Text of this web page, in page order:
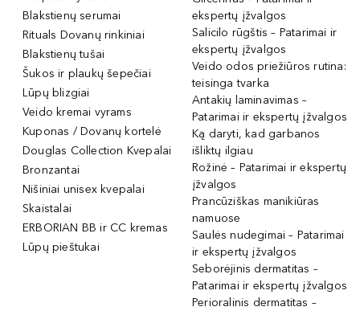
Blakstienų serumai
Rituals Dovanų rinkiniai
Blakstienų tušai
Šukos ir plaukų šepečiai
Lūpų blizgiai
Veido kremai vyrams
Kuponas / Dovanų kortelė
Douglas Collection Kvepalai
Bronzantai
Nišiniai unisex kvepalai
Skaistalai
ERBORIAN BB ir CC kremas
Lūpų pieštukai
ekspertų įžvalgos
Salicilo rūgštis – Patarimai ir
ekspertų įžvalgos
Veido odos priežiūros rutina:
teisinga tvarka
Antakių laminavimas –
Patarimai ir ekspertų įžvalgos
Ką daryti, kad garbanos
išliktų ilgiau
Rožinė – Patarimai ir ekspertų
įžvalgos
Prancūziškas manikiūras
namuose
Saulės nudegimai – Patarimai
ir ekspertų įžvalgos
Seborėjinis dermatitas –
Patarimai ir ekspertų įžvalgos
Perioralinis dermatitas –